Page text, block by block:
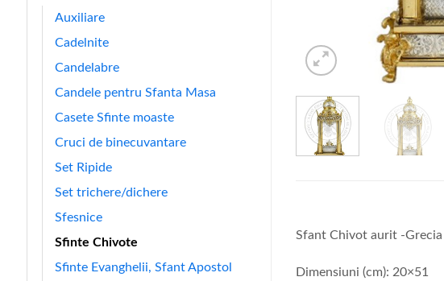
Auxiliare
Cadelnite
Candelabre
Candele pentru Sfanta Masa
Casete Sfinte moaste
Cruci de binecuvantare
Set Ripide
Set trichere/dichere
Sfesnice
Sfinte Chivote
Sfinte Evanghelii, Sfant Apostol
Sfant Chivot aurit -Grecia
Dimensiuni (cm): 20×51